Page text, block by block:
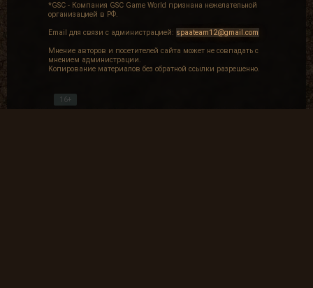
*GSC - Компания GSC Game World признана нежелательной
организацией в РФ.
Email для связи с администрацией: spaateam12@gmail.com
Мнение авторов и посетителей сайта может не совпадать с
мнением администрации.
Копирование материалов без обратной ссылки разрешенно.
16+